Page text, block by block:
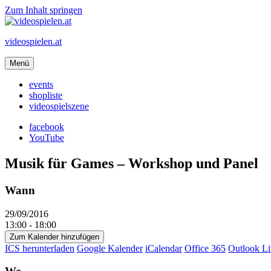
Zum Inhalt springen
videospielen.at
Menü
events
shopliste
videospielszene
facebook
YouTube
Musik für Games – Workshop und Panel
Wann
29/09/2016
13:00 - 18:00
Zum Kalender hinzufügen
ICS herunterladen Google Kalender iCalendar Office 365 Outlook